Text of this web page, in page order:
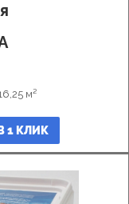
м²
1 КЛИК